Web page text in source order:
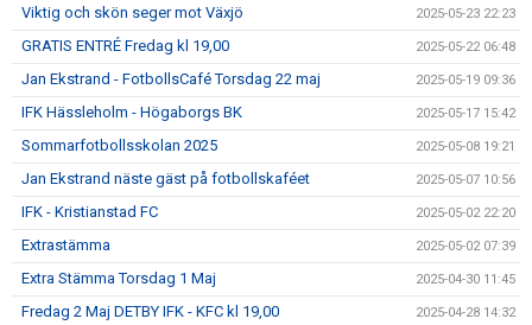
Viktig och skön seger mot Växjö 2025-05-23 22:23
GRATIS ENTRÉ Fredag kl 19,00 2025-05-22 06:48
Jan Ekstrand - FotbollsCafé Torsdag 22 maj 2025-05-19 09:36
IFK Hässleholm - Högaborgs BK 2025-05-17 15:42
Sommarfotbollsskolan 2025 2025-05-08 19:21
Jan Ekstrand näste gäst på fotbollskaféet 2025-05-07 10:56
IFK - Kristianstad FC 2025-05-02 22:20
Extrastämma 2025-05-02 07:39
Extra Stämma Torsdag 1 Maj 2025-04-30 11:45
Fredag 2 Maj DETBY IFK - KFC kl 19,00 2025-04-28 14:32